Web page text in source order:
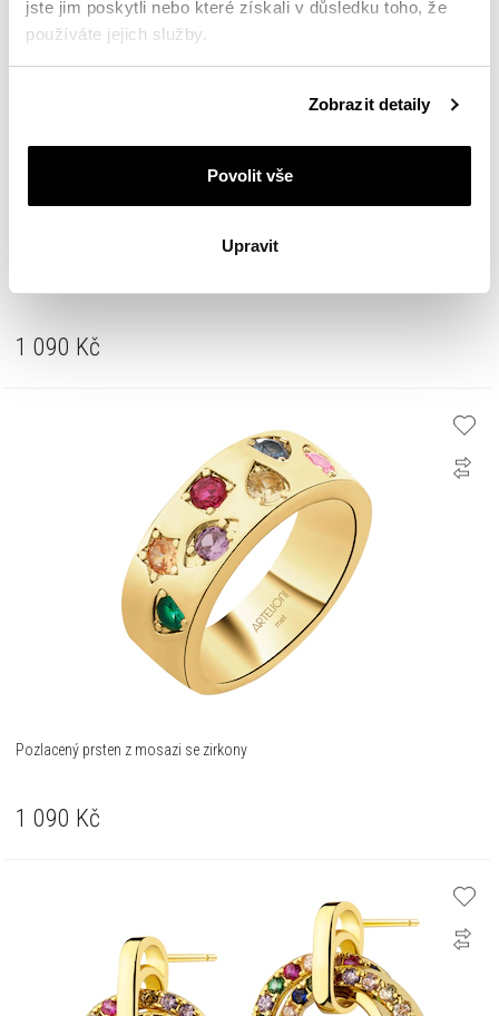
jste jim poskytli nebo které získali v důsledku toho, že
používáte jejich služby.
Zásadách ochrany osobních údajů
Zobrazit detaily
Povolit vše
Upravit
1 090 Kč
Pozlacený prsten z mosazi se zirkony
1 090 Kč